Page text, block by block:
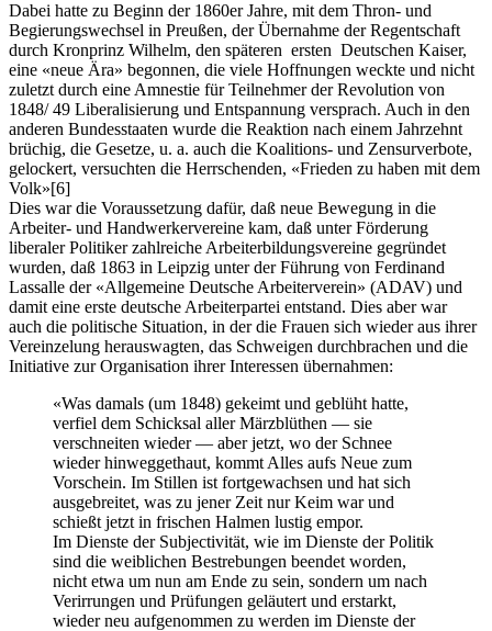
Dabei hatte zu Beginn der 1860er Jahre, mit dem Thron- und
Begierungswechsel in Preußen, der Übernahme der Regentschaft
durch Kronprinz Wilhelm, den späteren ersten Deutschen Kaiser,
eine «neue Ära» begonnen, die viele Hoffnungen weckte und nicht
zuletzt durch eine Amnestie für Teilnehmer der Revolution von
1848/ 49 Liberalisierung und Entspannung versprach. Auch in den
anderen Bundesstaaten wurde die Reaktion nach einem Jahrzehnt
brüchig, die Gesetze, u. a. auch die Koalitions- und Zensurverbote,
gelockert, versuchten die Herrschenden, «Frieden zu haben mit dem
Volk»[6]
Dies war die Voraussetzung dafür, daß neue Bewegung in die
Arbeiter- und Handwerkervereine kam, daß unter Förderung
liberaler Politiker zahlreiche Arbeiterbildungsvereine gegründet
wurden, daß 1863 in Leipzig unter der Führung von Ferdinand
Lassalle der «Allgemeine Deutsche Arbeiterverein» (ADAV) und
damit eine erste deutsche Arbeiterpartei entstand. Dies aber war
auch die politische Situation, in der die Frauen sich wieder aus ihrer
Vereinzelung herauswagten, das Schweigen durchbrachen und die
Initiative zur Organisation ihrer Interessen übernahmen:
«Was damals (um 1848) gekeimt und geblüht hatte,
verfiel dem Schicksal aller Märzblüthen — sie
verschneiten wieder — aber jetzt, wo der Schnee
wieder hinweggethaut, kommt Alles aufs Neue zum
Vorschein. Im Stillen ist fortgewachsen und hat sich
ausgebreitet, was zu jener Zeit nur Keim war und
schießt jetzt in frischen Halmen lustig empor.
Im Dienste der Subjectivität, wie im Dienste der Politik
sind die weiblichen Bestrebungen beendet worden,
nicht etwa um nun am Ende zu sein, sondern um nach
Verirrungen und Prüfungen geläutert und erstarkt,
wieder neu aufgenommen zu werden im Dienste der